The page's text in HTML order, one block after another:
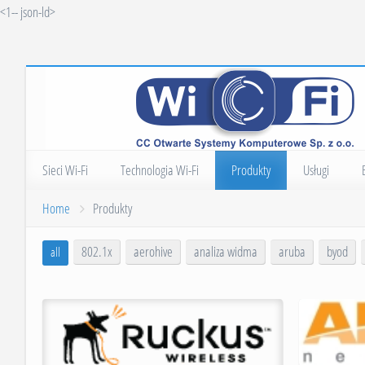
<1-- json-ld>
Sieci Wi-Fi
Technologia Wi-Fi
Punkty dostępowe
Hot Spot
Użytkownicy, goście, BYOD
Produkty
Mist Systems
Ekahau
Ucopia Communications
Usługi
Audyt
Szkolenia
Home Produkty
all 802.1x aerohive analiza widma aruba byod